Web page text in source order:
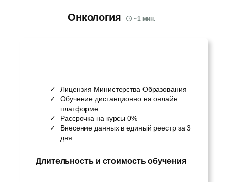
Онкология ~1 мин.
Лицензия Министерства Образования
Обучение дистанционно на онлайн
платформе
Рассрочка на курсы 0%
Внесение данных в единый реестр за 3
дня
Длительность и стоимость обучения